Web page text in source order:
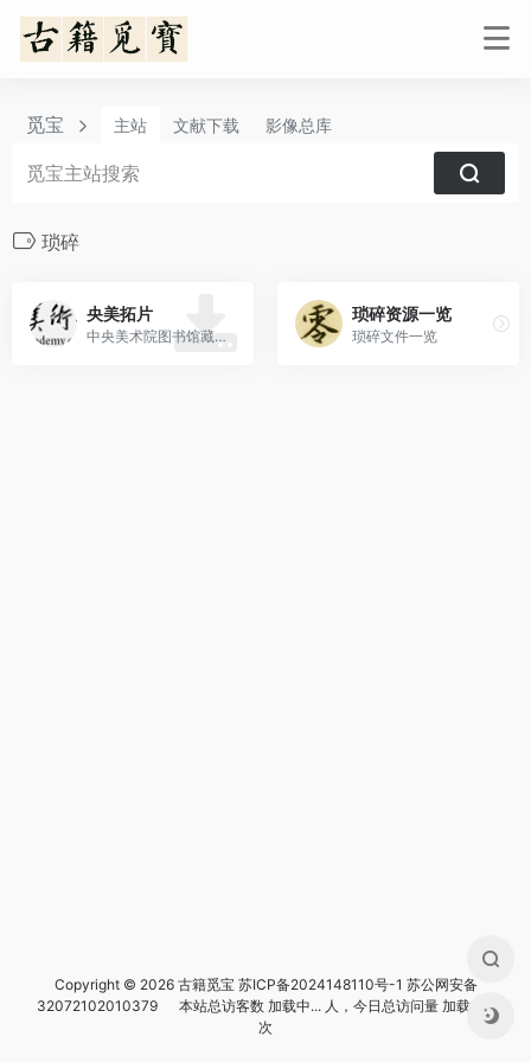
觅宝 主站 文献下载 影像总库
琐碎
央美拓片
中央美术院图书馆藏高清拓片450张
琐碎资源一览
琐碎文件一览
Copyright © 2026 古籍觅宝 苏ICP备2024148110号-1 苏公网安备
32072102010379
本站总访客数 加载中...人，今日总访问量 加载中...
次